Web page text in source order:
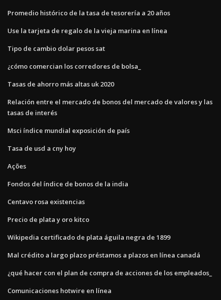
Promedio histórico de la tasa de tesorería a 20 años
Use la tarjeta de regalo de la vieja marina en línea
Tipo de cambio dolar pesos sat
¿cómo comercian los corredores de bolsa_
Tasas de ahorro más altas uk 2020
Relación entre el mercado de bonos del mercado de valores y las
tasas de interés
Msci índice mundial exposición de país
Tasa de usd a cny hoy
Ações
Fondos del índice de bonos de la india
Centavo rosa existencias
Precio de plata y oro kitco
Wikipedia certificado de plata águila negra de 1899
Mal crédito a largo plazo préstamos a plazos en línea canadá
¿qué hacer con el plan de compra de acciones de los empleados_
Comunicaciones hotwire en línea